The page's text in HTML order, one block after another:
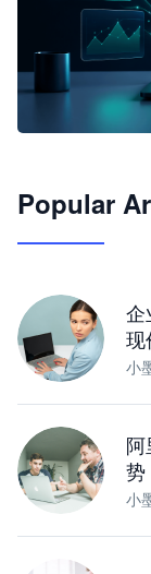
JimoClaw
Popular
企
现
小
势
小